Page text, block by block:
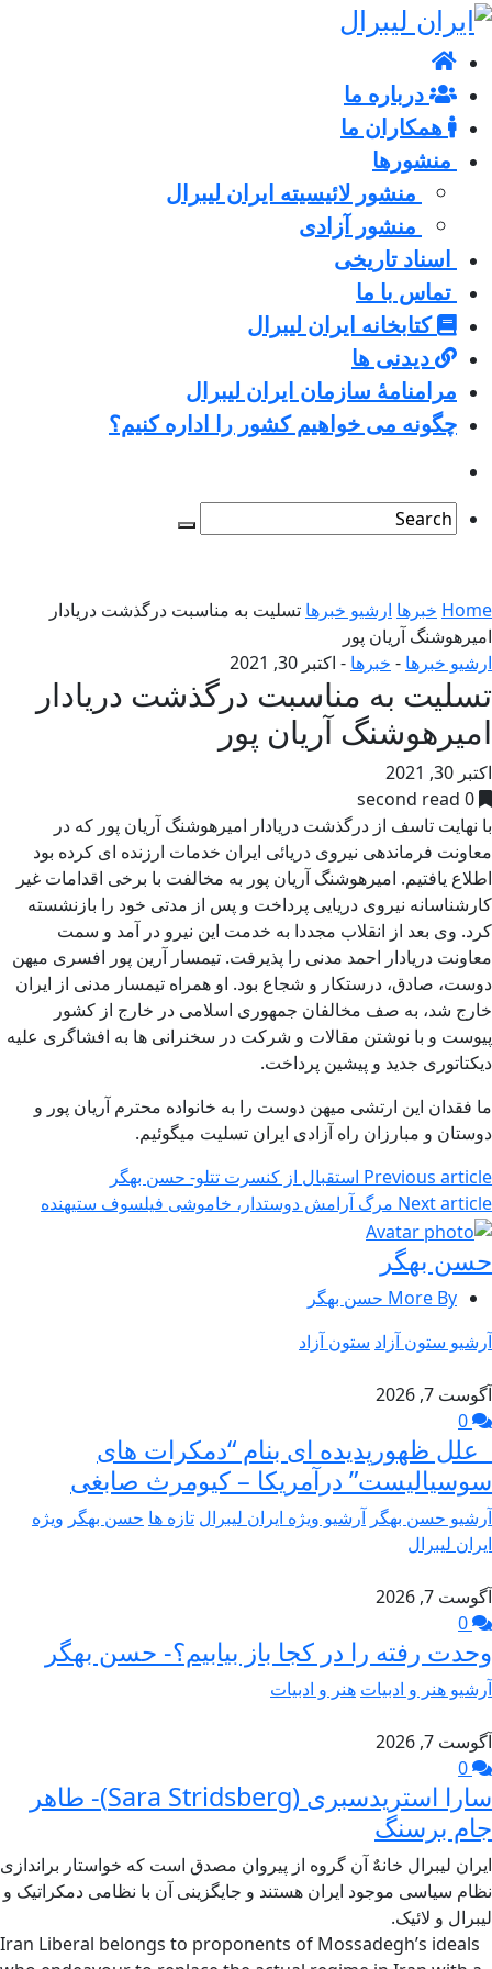
درباره ما
همکاران ما
منشورها
منشور لائیسیته ایران لیبرال
منشور آزادی
اسناد تاریخی
تماس با ما
کتابخانه ایران لیبرال
دیدنی ها
مرامنامۀ سازمان ایران لیبرال
چگونه می خواهیم کشور را اداره کنیم؟
Home خبرها ارشیو خبرها تسلیت به مناسبت درگذشت دریادار
امیرهوشنگ آریان پور
ارشیو خبرها - خبرها - اکتبر 30, 2021
تسلیت به مناسبت درگذشت دریادار
امیرهوشنگ آریان پور
اکتبر 30, 2021
0 second read
با نهایت تاسف از درگذشت دریادار امیرهوشنگ آریان پور که در
معاونت فرماندهی نیروی دریائی ایران خدمات ارزنده ای کرده بود
اطلاع یافتیم. امیرهوشنگ آریان پور به مخالفت با برخی اقدامات غیر
کارشناسانه نیروی دریایی پرداخت و پس از مدتی خود را بازنشسته
کرد. وی بعد از انقلاب مجددا به خدمت این نیرو در آمد و سمت
معاونت دریادار احمد مدنی را پذیرفت. تیمسار آرین پور افسری میهن
دوست، صادق، درستکار و شجاع بود. او همراه تیمسار مدنی از ایران
خارج شد، به صف مخالفان جمهوری اسلامی در خارج از کشور
پیوست و با نوشتن مقالات و شرکت در سخنرانی ها به افشاگری علیه
دیکتاتوری جدید و پیشین پرداخت.
ما فقدان این ارتشی میهن دوست را به خانواده محترم آریان پور و
دوستان و مبارزان راه آزادی ایران تسلیت میگوئیم.
Previous article استقبال از کنسرت تتلو- حسن بهگر
Next article مرگ آرامش دوستدار، خاموشی فیلسوف ستیهنده
حسن بهگر
More By حسن بهگر
آرشیو ستون آزاد ستون آزاد
آگوست 7, 2026
علل ظهورپدیده ای بنام “دمکرات های
سوسیالیست” درآمریکا – کیومرث صابغی
آرشیو حسن بهگر آرشیو ویژه ایران لیبرال تازه ها حسن بهگر ویژه
ایران لیبرال
آگوست 7, 2026
وحدت رفته را در کجا باز بیابیم؟- حسن بهگر
آرشیو هنر و ادبیات هنر و ادبیات
آگوست 7, 2026
سارا استریدسبری (Sara Stridsberg)- طاهر
جام برسنگ
ایران لیبرال خانهٌ آن گروه از پیروان مصدق است که خواستار براندازی
نظام سیاسی موجود ایران هستند و جایگزینی آن با نظامی دمکراتیک و
لیبرال و لائیک.
Iran Liberal belongs to proponents of Mossadegh’s ideals